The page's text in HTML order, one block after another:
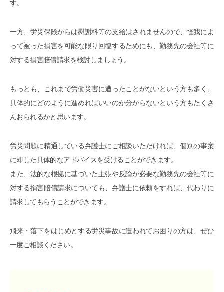
す。
一方、労災保険からは慰謝料等の支給はされませんので、怪我によ
って被った損害を可能な限り回復するためにも、勤務先の会社等に
対する損害賠償請求を検討しましょう。
もっとも、これまで労働災害に遭ったことがないという方も多く、
具体的にどのように進めればいいのか分からないという方もたくさ
んおられるかと思います。
労災問題に精通している弁護士にご相談いただければ、個別の事案
に即した具体的なアドバイスを受けることができます。
また、法的な根拠に基づいた主張や反論が必要な勤務先の会社等に
対する損害賠償請求についても、弁護士に依頼をすれば、代わりに
請求してもらうことができます。
飛来・落下をはじめとする労災事故に遭われてお困りの方は、ぜひ
一度ご相談ください。